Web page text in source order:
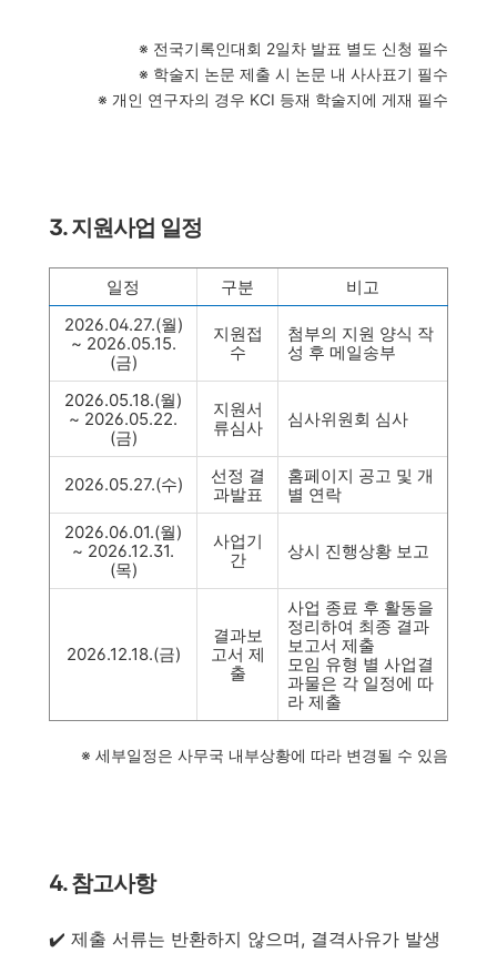
※ 전국기록인대회 2일차 발표 별도 신청 필수
※ 학술지 논문 제출 시 논문 내 사사표기 필수
※ 개인 연구자의 경우 KCI 등재 학술지에 게재 필수
3. 지원사업 일정
일정 구분
비고
2026.04.27.(월)
~ 2026.05.15.
(금)
지원접
수
첨부의 지원 양식 작
성 후 메일송부
2026.05.18.(월)
~ 2026.05.22.
(금)
지원서
류심사
심사위원회 심사
2026.05.27.(수)
선정 결
과발표
홈페이지 공고 및 개
별 연락
2026.06.01.(월)
~ 2026.12.31.
(목)
사업기
간
상시 진행상황 보고
2026.12.18.(금)
결과보
고서 제
출
사업 종료 후 활동을
정리하여 최종 결과
보고서 제출
모임 유형 별 사업결
과물은 각 일정에 따
라 제출
※ 세부일정은 사무국 내부상황에 따라 변경될 수 있음
4. 참고사항
✔️ 제출 서류는 반환하지 않으며, 결격사유가 발생